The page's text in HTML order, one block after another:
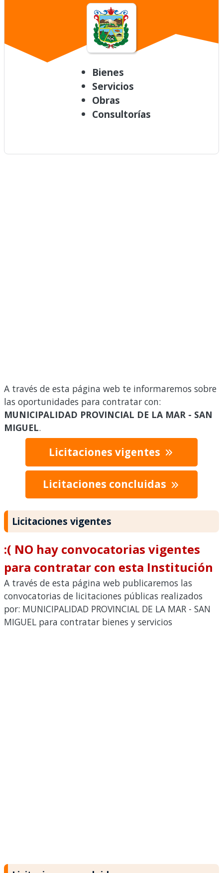
Bienes
Servicios
Obras
Consultorías
A través de esta página web te informaremos sobre
las oportunidades para contratar con:
MUNICIPALIDAD PROVINCIAL DE LA MAR - SAN
MIGUEL.
Licitaciones vigentes
Licitaciones concluidas
Licitaciones vigentes
:( NO hay convocatorias vigentes
para contratar con esta Institución
A través de esta página web publicaremos las
convocatorias de licitaciones públicas realizados
por: MUNICIPALIDAD PROVINCIAL DE LA MAR - SAN
MIGUEL para contratar bienes y servicios